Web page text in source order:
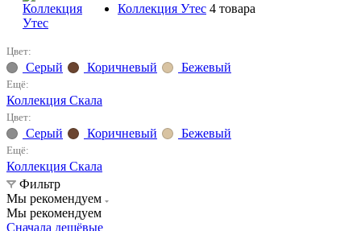
Коллекция Утес 4 товара
Цвет:
Серый Коричневый Бежевый
Ещё:
Коллекция Скала
Цвет:
Серый Коричневый Бежевый
Ещё:
Коллекция Скала
Фильтр
Мы рекомендуем
Мы рекомендуем
Сначала дешёвые